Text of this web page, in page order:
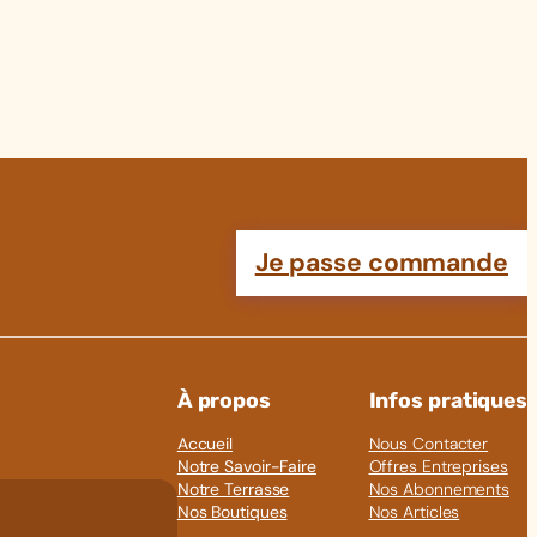
Je passe commande
À propos
Accueil
Notre Savoir-Faire
Notre Terrasse
Nos Boutiques
Infos pratiques
Nous Contacter
Offres Entreprises
Nos Abonnements
Nos Articles